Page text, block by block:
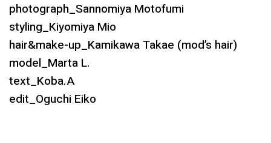
photograph_Sannomiya Motofumi
styling_Kiyomiya Mio
hair&make-up_Kamikawa Takae (mod’s hair)
model_Marta L.
text_Koba.A
edit_Oguchi Eiko